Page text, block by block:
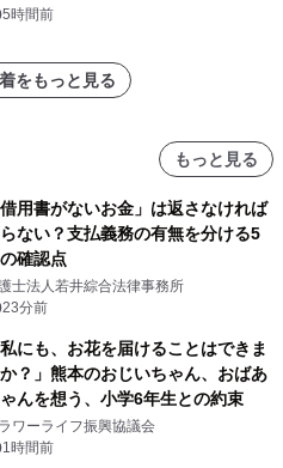
5時間前
をもっと見る
もっと見る
借用書がないお金」は返さなければ
ない？支払義務の有無を分ける5
確認点
士法人若井綜合法律事務所
23分前
私にも、お花を届けることはできま
？」熊本のおじいちゃん、おばあ
んを想う、小学6年生との約束
ワーライフ振興協議会
1時間前